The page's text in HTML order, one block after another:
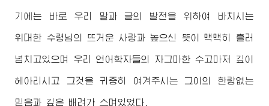
기에는 바로 우리 말과 글의 발전을 위하여 바치시는
위대한 수령님 의 뜨거운 사랑과 높으신 뜻이 맥맥히 흘러
넘치고있으며 우리 언어학자들의 자그마한 수고마저 깊이
헤아리시고 그것을 귀중히 여겨주시는 그이의 한량없는
믿음과 깊은 배려가 스며있었다.